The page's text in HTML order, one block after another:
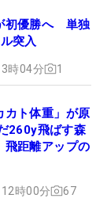
初優勝へ 単独
突入
時04分 1
カト体重」が原
260y飛ばす森
飛距離アップの
時00分 67